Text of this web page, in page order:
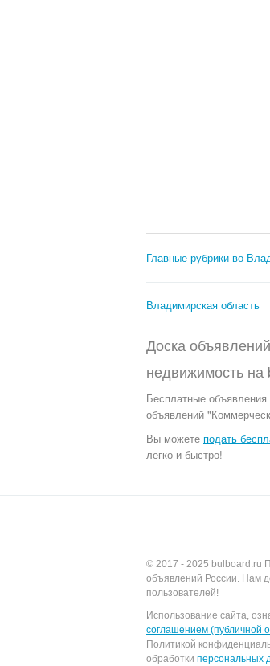
Главные рубрики во
Владимирская область
Доска
недвижимость на
Бесплатные объявления
объявлений
Вы можете подать
легко и быстро!
© 2017 - 2025 bulboard.ru
объявлений России. Нам
пользователей!
Использование сайта,
соглашением (публичной
Политикой
обработки персональных